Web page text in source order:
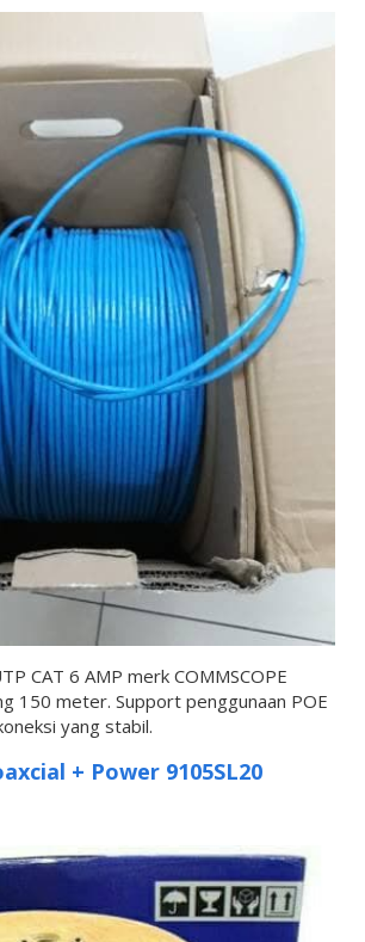
CAT 6 AMP merk COMMSCOPE
150 meter. Support penggunaan POE
yang stabil.
+ Power 9105SL20